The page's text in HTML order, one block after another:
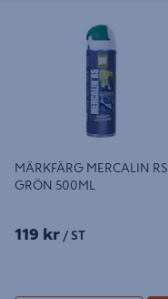
MÄRKFÄRG MERCALIN RS
GRÖN 500ML
119 kr / ST